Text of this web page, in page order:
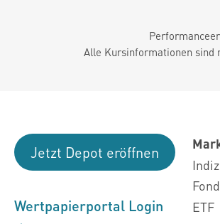
Alle Kursinformationen sind
Jetzt Depot eröffnen
Wertpapierportal Login
ETF